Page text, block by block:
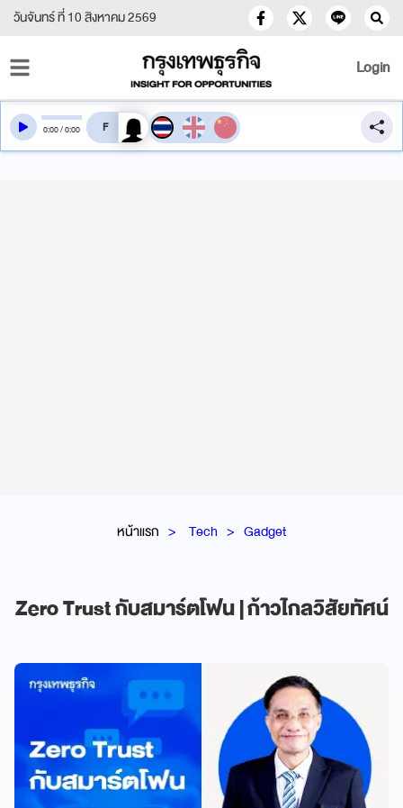
วันจันทร์ ที่ 10 สิงหาคม 2569
Login
หน้าแรก Tech Gadget
Zero Trust กับสมาร์ตโฟน | ก้าวไกลวิสัยทัศน์
0:00/0:00 สลับเสียงอ่าน